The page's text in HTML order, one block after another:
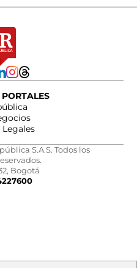
S.A.S. Todos los
Bogotá